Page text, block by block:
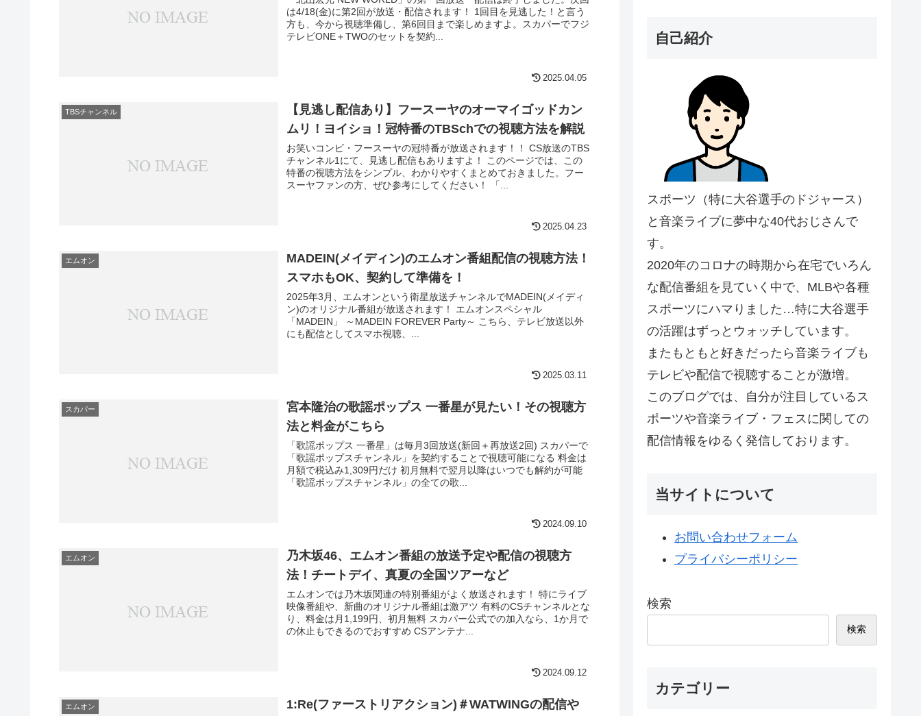
は4/18(金)に第2回が放送・配信されます！ 1回目を見逃した！と言う
方も、今から視聴準備し、第6回目まで楽しめますよ。スカパーでフジ
テレビONE＋TWOのセットを契約...
2025.04.05
TBSチャンネル
【見逃し配信あり】フースーヤのオーマイゴッドカン
ムリ！ヨイショ！冠特番のTBSchでの視聴方法を解説
お笑いコンビ・フースーヤの冠特番が放送されます！！ CS放送のTBS
チャンネル1にて、見逃し配信もありますよ！ このページでは、この
特番の視聴方法をシンプル、わかりやすくまとめておきました。フー
スーヤファンの方、ぜひ参考にしてください！ 「...
2025.04.23
エムオン
MADEIN(メイディン)のエムオン番組配信の視聴方法！
スマホもOK、契約して準備を！
2025年3月、エムオンという衛星放送チャンネルでMADEIN(メイディ
ン)のオリジナル番組が放送されます！ エムオンスペシャル
「MADEIN」 ～MADEIN FOREVER Party～ こちら、テレビ放送以外
にも配信としてスマホ視聴、...
2025.03.11
スカパー
宮本隆治の歌謡ポップス 一番星が見たい！その視聴方
法と料金がこちら
「歌謡ポップス 一番星」は毎月3回放送(新回＋再放送2回) スカパーで
「歌謡ポップスチャンネル」を契約することで視聴可能になる 料金は
月額で税込み1,309円だけ 初月無料で翌月以降はいつでも解約が可能
「歌謡ポップスチャンネル」の全ての歌...
2024.09.10
エムオン
乃木坂46、エムオン番組の放送予定や配信の視聴方
法！チートデイ、真夏の全国ツアーなど
エムオンでは乃木坂関連の特別番組がよく放送されます！ 特にライブ
映像番組や、新曲のオリジナル番組は激アツ 有料のCSチャンネルとな
り、料金は月1,199円、初月無料 スカパー公式での加入なら、1か月で
の休止もできるのでおすすめ CSアンテナ...
2024.09.12
エムオン
1:Re(ファーストリアクション)＃WATWINGの配信や
自己紹介
スポーツ（特に大谷選手のドジャース）
と音楽ライブに夢中な40代おじさんで
す。
2020年のコロナの時期から在宅でいろん
な配信番組を見ていく中で、MLBや各種
スポーツにハマりました…特に大谷選手
の活躍はずっとウォッチしています。
またもともと好きだったら音楽ライブも
テレビや配信で視聴することが激増。
このブログでは、自分が注目しているス
ポーツや音楽ライブ・フェスに関しての
配信情報をゆるく発信しております。
当サイトについて
お問い合わせフォーム
プライバシーポリシー
検索
検索
カテゴリー